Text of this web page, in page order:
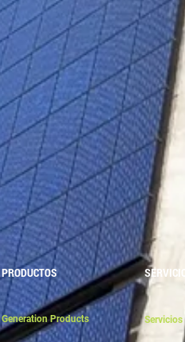
PRODUCTOS
Generation Products